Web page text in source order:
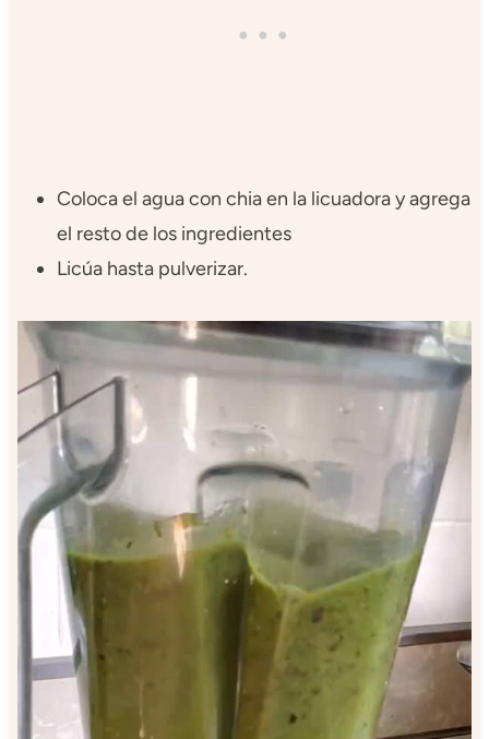
Coloca el agua con chia en la licuadora y agrega
el resto de los ingredientes
Licúa hasta pulverizar.